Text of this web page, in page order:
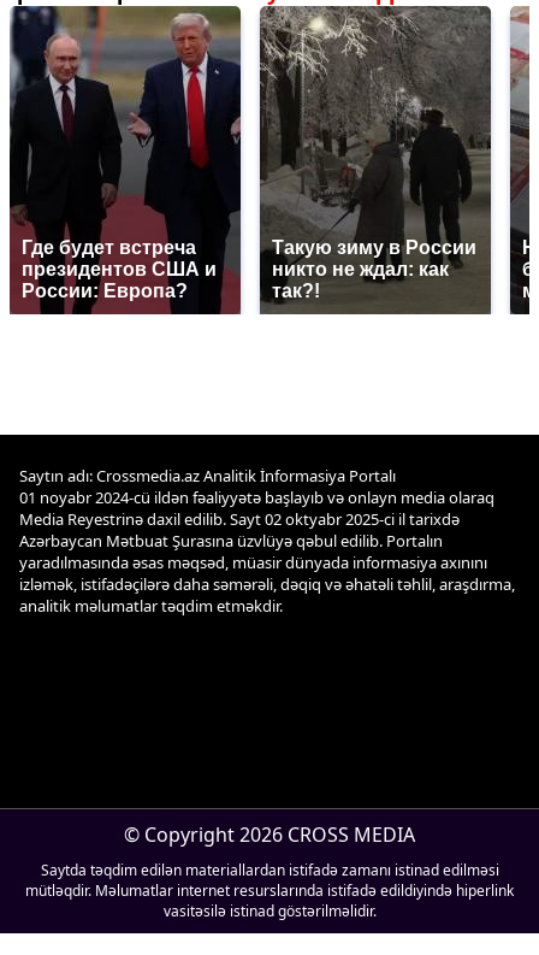
Где будет встреча
президентов США и
России: Европа?
Такую зиму в России
никто не ждал: как
так?!
Saytın adı: Crossmedia.az Analitik İnformasiya Portalı
01 noyabr 2024-cü ildən fəaliyyətə başlayıb və onlayn media olaraq
Media Reyestrinə daxil edilib. Sayt 02 oktyabr 2025-ci il tarixdə
Azərbaycan Mətbuat Şurasına üzvlüyə qəbul edilib. Portalın
yaradılmasında əsas məqsəd, müasir dünyada informasiya axınını
izləmək, istifadəçilərə daha səmərəli, dəqiq və əhatəli təhlil, araşdırma,
analitik məlumatlar təqdim etməkdir.
© Copyright 2026 CROSS MEDIA
Saytda təqdim edilən materiallardan istifadə zamanı istinad edilməsi
mütləqdir. Məlumatlar internet resurslarında istifadə edildiyində hiperlink
vasitəsilə istinad göstərilməlidir.